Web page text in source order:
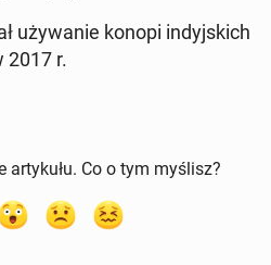
uży­wa­nie konopi in­dyj­skich
2017 r.
artykułu. Co o tym myślisz?